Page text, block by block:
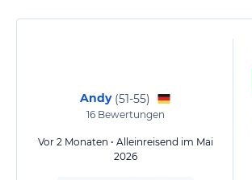
Andy (51-55)
16Bewertungen
Vor 2 Monaten • Alleinreisend im Mai
2026